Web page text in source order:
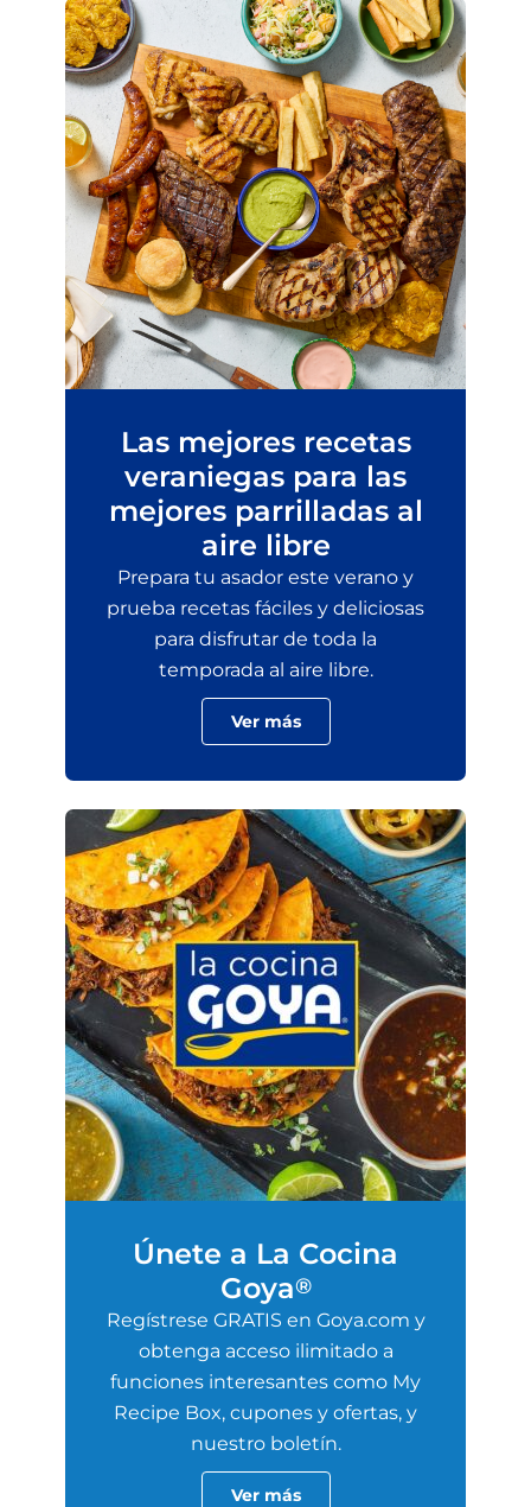
Las mejores recetas
veraniegas para las
mejores parrilladas al
aire libre
Prepara tu asador este verano y
prueba recetas fáciles y deliciosas
para disfrutar de toda la
temporada al aire libre.
Ver más
Únete a La Cocina
Goya®
Regístrese GRATIS en Goya.com y
obtenga acceso ilimitado a
funciones interesantes como My
Recipe Box, cupones y ofertas, y
nuestro boletín.
Ver más